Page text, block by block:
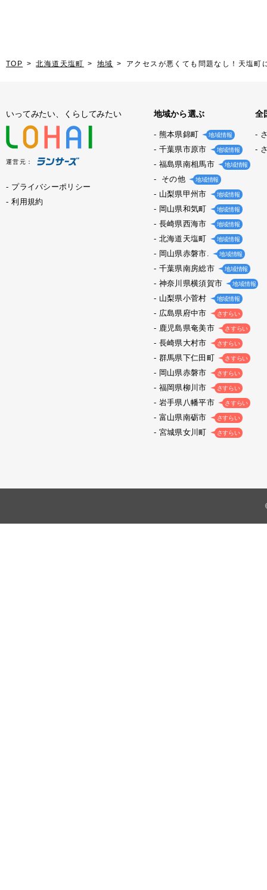
TOP 北海道天塩町 地域 アクセスが悪くても問題なし！天塩町
いってみたい、くらしてみたい
運営元：
プライバシーポリシー
利用規約
地域から選ぶ
熊本県錦町 地域情報
千葉県市原市 地域情報
福島県南相馬市 地域情報
その他 地域情報
山梨県甲州市 地域情報
岡山県和気町 地域情報
長崎県西海市 地域情報
北海道天塩町 地域情報
岡山県赤磐市. 地域情報
千葉県南房総市 地域情報
神奈川県横須賀市 地域情報
山梨県小菅村 地域情報
広島県府中市 さすらい
鹿児島県奄美市 さすらい
長崎県大村市 さすらい
群馬県下仁田町 さすらい
岡山県赤磐市 さすらい
福岡県柳川市 さすらい
岩手県八幡平市 さすらい
富山県南砺市 さすらい
宮城県女川町 さすらい
全